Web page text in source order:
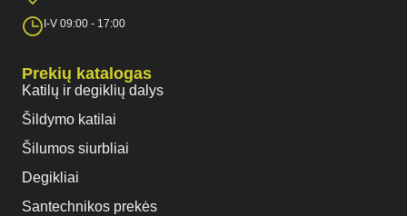
I-V 09:00 - 17:00
Prekių katalogas
Katilų ir degiklių dalys
Šildymo katilai
Šilumos siurbliai
Degikliai
Santechnikos prekės